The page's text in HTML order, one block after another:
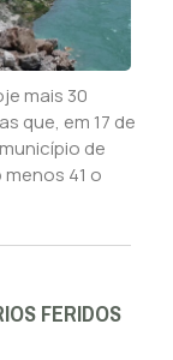
mais 30
que, em 17 de
de
41 o
FERIDOS